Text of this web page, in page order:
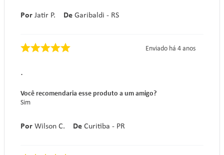
Por Jatir P. De Garibaldi - RS
Enviado há 4 anos
.
Você recomendaria esse produto a um amigo?
Sim
Por Wilson C. De Curitiba - PR